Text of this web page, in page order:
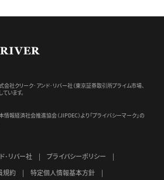
会社クリーク･アンド･リバー社（東京証券取引所プライム市場、
います。
情報経済社会推進協会（JIPDEC）より 「プライバシーマーク」の
･リバー社
プライバシーポリシー
規約
特定個人情報基本方針